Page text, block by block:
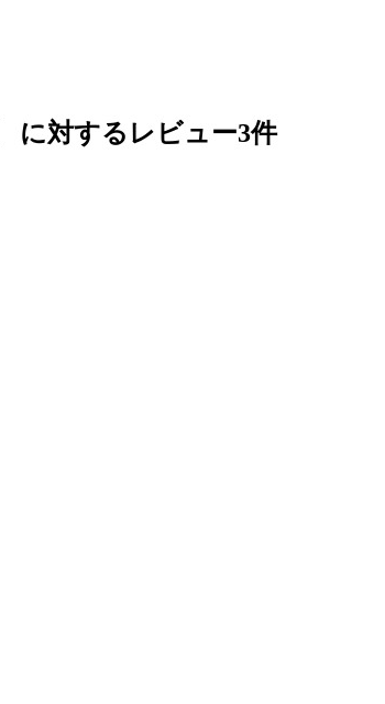
に対するレビュー3件